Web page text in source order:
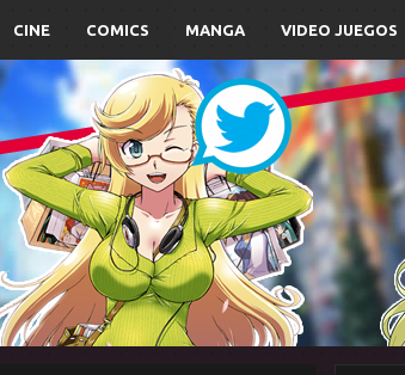
CINE COMICS MANGA VIDEO JUEGOS